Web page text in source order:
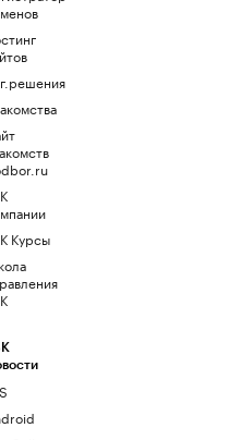
Курсы